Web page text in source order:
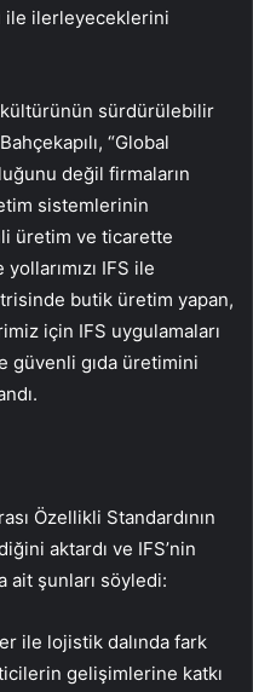
ile ilerleyeceklerini
kültürünün sürdürülebilir
“Global
değil firmaların
sistemlerinin
üretim ve ticarette
IFS ile
butik üretim yapan,
için IFS uygulamaları
güvenli gıda üretimini
Özellikli Standardının
aktardı ve IFS’nin
ait şunları söyledi:
ile lojistik dalında fark
gelişimlerine katkı